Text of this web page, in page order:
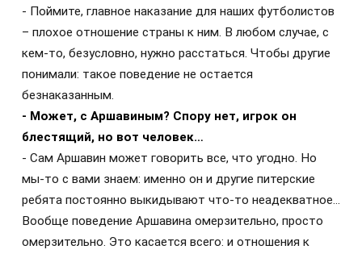
- Поймите, главное наказание для наших футболистов
– плохое отношение страны к ним. В любом случае, с
кем-то, безусловно, нужно расстаться. Чтобы другие
понимали: такое поведение не остается
безнаказанным.
- Может, с Аршавиным? Спору нет, игрок он
блестящий, но вот человек…
- Сам Аршавин может говорить все, что угодно. Но
мы-то с вами знаем: именно он и другие питерские
ребята постоянно выкидывают что-то неадекватное…
Вообще поведение Аршавина омерзительно, просто
омерзительно. Это касается всего: и отношения к